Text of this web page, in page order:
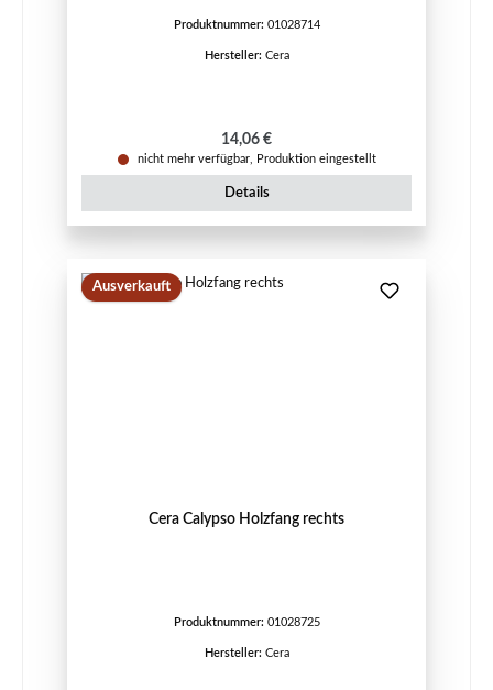
Produktnummer: 01028714
Hersteller: Cera
Regulärer Preis:
14,06 €
nicht mehr verfügbar, Produktion eingestellt
Details
Ausverkauft
Cera Calypso Holzfang rechts
Produktnummer: 01028725
Hersteller: Cera